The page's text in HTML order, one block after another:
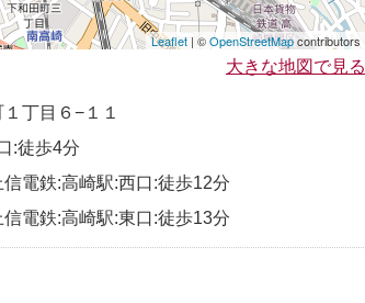
Leaflet | ©OpenStreetMapcontributors
大きな地図で見る
丁目６−１１
:徒歩4分
電鉄:高崎駅:西口:徒歩12分
電鉄:高崎駅:東口:徒歩13分